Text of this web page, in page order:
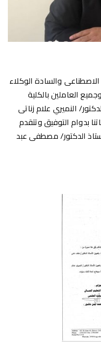
والسادة الوكلاء
العاملين بالكلية
النميري علام زناتى
بدوام التوفيق وتتقدم
الدكتور/ مصطفى عبد